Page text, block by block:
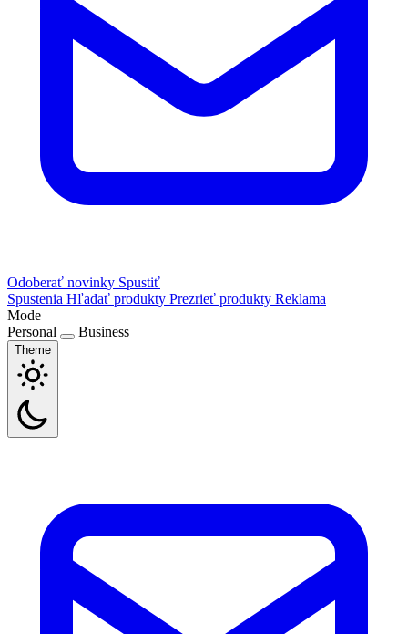
Odoberať novinky Spustiť
Spustenia Hľadať produkty Prezrieť produkty Reklama
Mode
Personal
Business
Theme